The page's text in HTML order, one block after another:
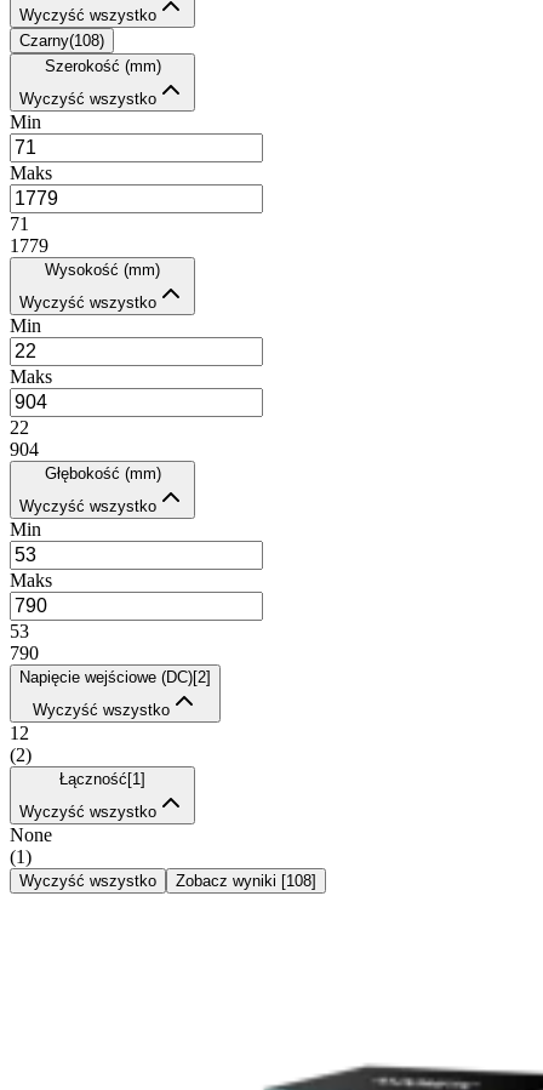
Wyczyść wszystko
Czarny(108)
Szerokość (mm)
Wyczyść wszystko
Min
Maks
71
1779
Wysokość (mm)
Wyczyść wszystko
Min
Maks
22
904
Głębokość (mm)
Wyczyść wszystko
Min
Maks
53
790
Napięcie wejściowe (DC)[2]
Wyczyść wszystko
12
(2)
Łączność [1 ]
Wyczyść wszystko
None
(1)
Wyczyść wszystko Zobacz wyniki [108]